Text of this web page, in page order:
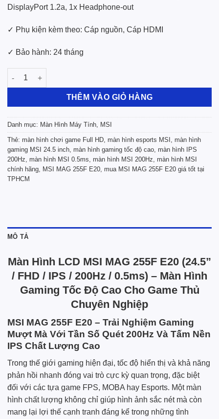
DisplayPort 1.2a, 1x Headphone-out
✓ Phụ kiện kèm theo: Cáp nguồn, Cáp HDMI
✓ Bảo hành: 24 tháng
Màn Hình LCD MSI MAG 255F E20 (24.5” / FHD / IPS / 200Hz /
THÊM VÀO GIỎ HÀNG
Danh mục: Màn Hình Máy Tính, MSI
Thẻ: màn hình chơi game Full HD, màn hình esports MSI , màn hình
gaming MSI 24.5 inch, màn hình gaming tốc độ cao, màn hình IPS
200Hz, màn hình MSI 0.5ms, màn hình MSI 200Hz, màn hình MSI
chính hãng, MSI MAG 255F E20, mua MSI MAG 255F E20 giá tốt tại
TPHCM
MÔ TẢ
Màn Hình LCD MSI MAG 255F E20 (24.5”
/ FHD / IPS / 200Hz / 0.5ms) – Màn Hình
Gaming Tốc Độ Cao Cho Game Thủ
Chuyên Nghiệp
MSI MAG 255F E20 – Trải Nghiệm Gaming
Mượt Mà Với Tần Số Quét 200Hz Và Tấm Nền
IPS Chất Lượng Cao
Trong thế giới gaming hiện đại, tốc độ hiển thị và khả năng
phản hồi nhanh đóng vai trò cực kỳ quan trọng, đặc biệt
đối với các tựa game FPS, MOBA hay Esports. Một màn
hình chất lượng không chỉ giúp hình ảnh sắc nét mà còn
mang lại lợi thế cạnh tranh đáng kể trong những tình